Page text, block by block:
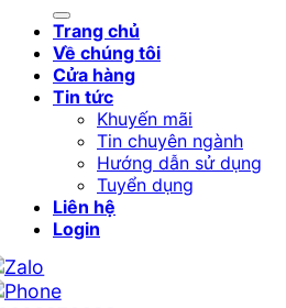
Trang chủ
Về chúng tôi
Cửa hàng
Tin tức
Khuyến mãi
Tin chuyên ngành
Hướng dẫn sử dụng
Tuyển dụng
Liên hệ
Login